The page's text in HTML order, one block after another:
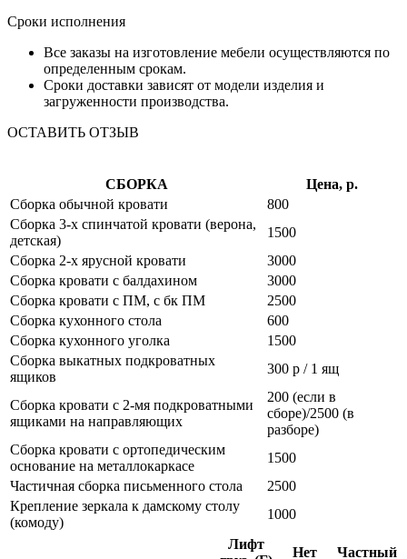
Сроки исполнения
Все заказы на изготовление мебели осуществляются по
определенным срокам.
Сроки доставки зависят от модели изделия и
загруженности производства.
ОСТАВИТЬ ОТЗЫВ
СБОРКА
Цена, р.
Сборка обычной кровати
800
Сборка 3-х спинчатой кровати (верона,
детская)
1500
Сборка 2-х ярусной кровати
3000
Сборка кровати с балдахином
3000
Сборка кровати с ПМ, с бк ПМ
2500
Сборка кухонного стола
600
Сборка кухонного уголка
1500
Сборка выкатных подкроватных
ящиков
300 р / 1 ящ
Сборка кровати с 2-мя подкроватными
ящиками на направляющих
200 (если в
сборе)/2500 (в
разборе)
Сборка кровати с ортопедическим
основание на металлокаркасе
1500
Частичная сборка письменного стола
2500
Крепление зеркала к дамскому столу
(комоду)
1000
Лифт
Нет Частный